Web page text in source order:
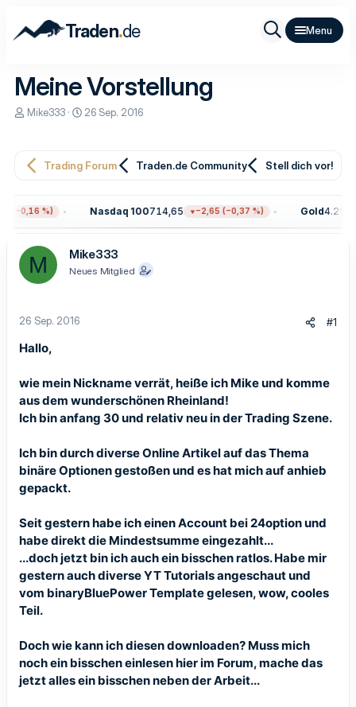
Traden.de
Meine Vorstellung
E
e
r
Mike333
E
e
m
26 Sep. 2016
Trading Forum Traden.de Community Stell dich vor!
(−0,16 %) Nasdaq 100714,65 −2,65 (−0,37 %) Gold
M Mike333
Neues Mitglied
26 Sep. 2016 #1
Hallo,
wie mein Nickname verrät, heiße ich Mike und komme
aus dem wunderschönen Rheinland!
Ich bin anfang 30 und relativ neu in der Trading Szene.
Ich bin durch diverse Online Artikel auf das Thema
binäre Optionen gestoßen und es hat mich auf anhieb
gepackt.
Seit gestern habe ich einen Account bei 24option und
habe direkt die Mindestsumme eingezahlt...
...doch jetzt bin ich auch ein bisschen ratlos. Habe mir
gestern auch diverse YT Tutorials angeschaut und
vom binaryBluePower Template gelesen, wow, cooles
Teil.
Doch wie kann ich diesen downloaden? Muss mich
noch ein bisschen einlesen hier im Forum, mache das
jetzt alles ein bisschen neben der Arbeit...